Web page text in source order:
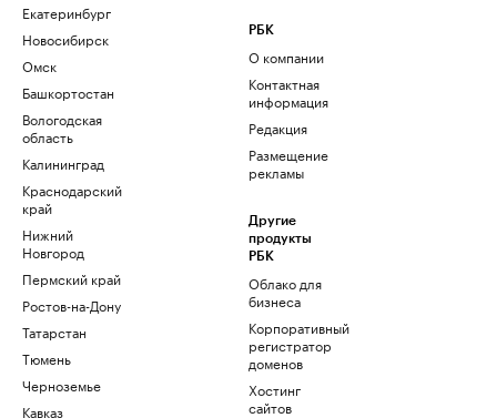
Екатеринбург
Новосибирск
Омск
Башкортостан
Вологодская
область
Калининград
Краснодарский
край
Нижний
Новгород
Пермский край
Ростов-на-Дону
Татарстан
Тюмень
Черноземье
Кавказ
РБК
О компании
Контактная
информация
Редакция
Размещение
рекламы
Другие
продукты
РБК
Облако для
бизнеса
Корпоративный
регистратор
доменов
Хостинг
сайтов